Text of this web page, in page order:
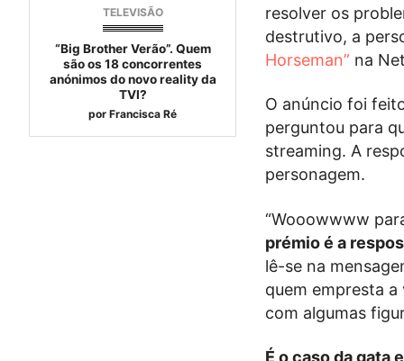
TELEVISÃO
“Big Brother Verão”. Quem
são os 18 concorrentes
anónimos do novo reality da
TVI?
por Francisca Ré
resolver os
destrutivo, a
Horseman” na
O anúncio foi
perguntou para
streaming. A
personagem.
“Wooowwww
prémio é a
lê-se na
quem empresta
com algumas
É o caso da gata